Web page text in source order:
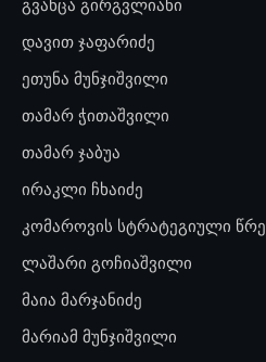
გვანცა გირგვლიანი
დავით ჯაფარიძე
ეთუნა მუნჯიშვილი
თამარ ჭითაშვილი
თამარ ჯაბუა
ირაკლი ჩხაიძე
კომაროვის სტრატეგიული წრე
ლაშარი გოჩიაშვილი
მაია მარჯანიძე
მარიამ მუნჯიშვილი